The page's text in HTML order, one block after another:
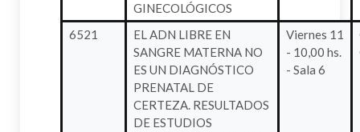
GINECOLÓGICOS
6521
EL ADN LIBRE EN
SANGRE MATERNA NO
ES UN DIAGNÓSTICO
PRENATAL DE
CERTEZA. RESULTADOS
DE ESTUDIOS
Viernes 11
- 10,00 hs.
- Sala 6